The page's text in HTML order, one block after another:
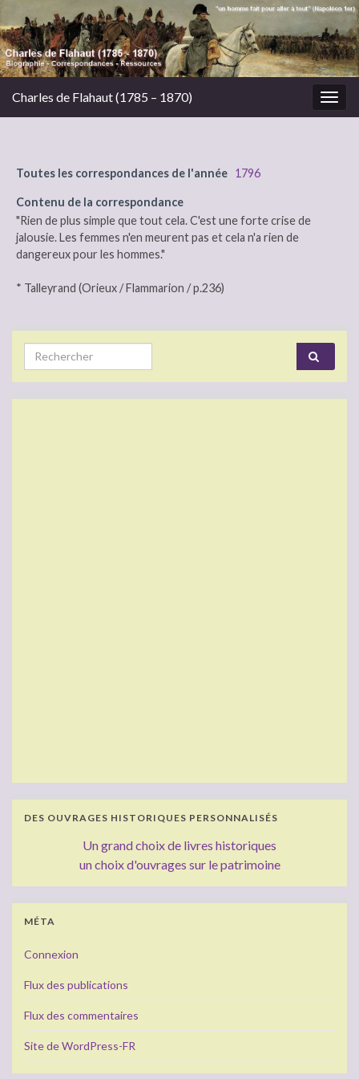
Charles de Flahaut (1785 – 1870)
Toutes les correspondances de l'année 1796
Contenu de la correspondance
"Rien de plus simple que tout cela. C'est une forte crise de
jalousie. Les femmes n'en meurent pas et cela n'a rien de
dangereux pour les hommes."
* Talleyrand (Orieux / Flammarion / p.236)
Search for:
DES OUVRAGES HISTORIQUES PERSONNALISÉS
Un grand choix de livres historiques
un choix d'ouvrages sur le patrimoine
MÉTA
Connexion
Flux des publications
Flux des commentaires
Site de WordPress-FR